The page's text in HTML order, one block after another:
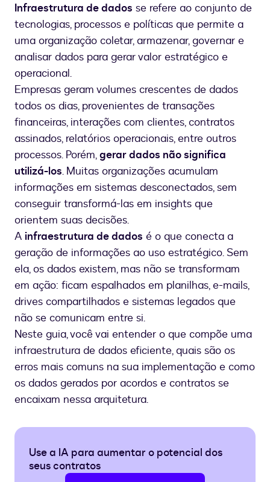
Infraestrutura de dados se refere ao conjunto de
tecnologias, processos e políticas que permite a
uma organização coletar, armazenar, governar e
analisar dados para gerar valor estratégico e
operacional.
Empresas geram volumes crescentes de dados
todos os dias, provenientes de transações
financeiras, interações com clientes, contratos
assinados, relatórios operacionais, entre outros
processos. Porém,gerar dados não significa
utilizá-los. Muitas organizações acumulam
informações em sistemas desconectados, sem
conseguir transformá-las em insights que
orientem suas decisões.
A infraestrutura de dados é o que conecta a
geração de informações ao uso estratégico. Sem
ela, os dados existem, mas não se transformam
em ação: ficam espalhados em planilhas, e-mails,
drives compartilhados e sistemas legados que
não se comunicam entre si.
Neste guia, você vai entender o que compõe uma
infraestrutura de dados eficiente, quais são os
erros mais comuns na sua implementação e como
os dados gerados por acordos e contratos se
encaixam nessa arquitetura.
Use a IA para aumentar o potencial dos
seus contratos